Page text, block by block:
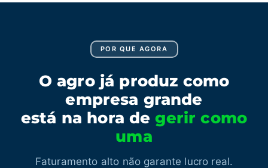
POR QUE AGORA
O agro já produz como
empresa grande
está na hora degerir como
uma
Faturamento alto não garante lucro real.